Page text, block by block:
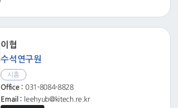
이협
수석연구원
시흥
Office : 031-8084-8828
Email : leehyub@kitech.re.kr